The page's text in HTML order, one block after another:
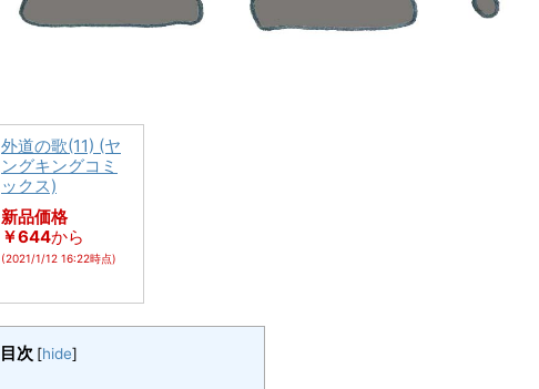
外道の歌(11) (ヤ
ングキングコミ
ックス)
新品価格
￥644から
(2021/1/12 16:22時点)
目次 [hide]